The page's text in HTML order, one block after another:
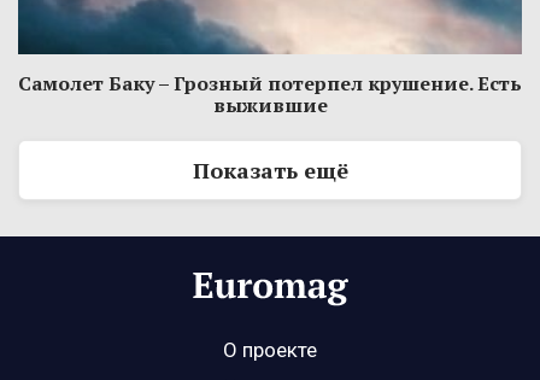
Самолет Баку – Грозный потерпел крушение. Есть
выжившие
Показать ещё
О проекте